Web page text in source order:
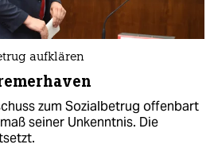
aufklären
zum Sozialbetrug offenbart
seiner Unkenntnis. Die